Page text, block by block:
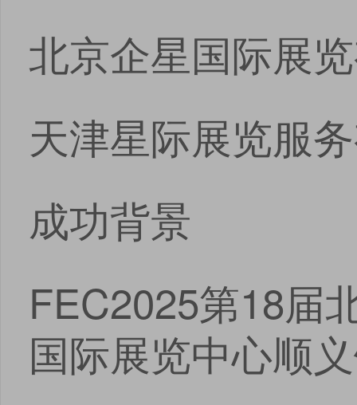
北京企星国际展
天津星际展览服
成功背景
FEC2025第18届
国际展览中心顺